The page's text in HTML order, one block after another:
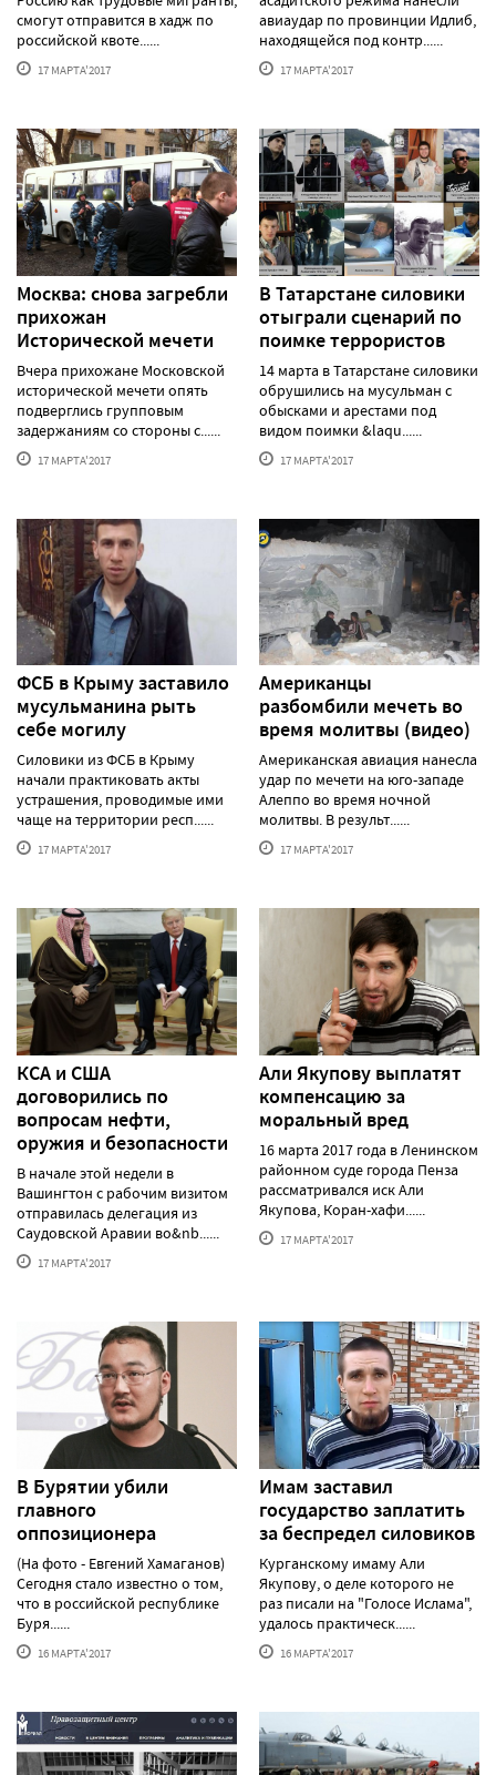
смогут отправится в хадж по
российской квоте......
17 МАРТА'2017
авиаудар по провинции Идлиб,
находящейся под контр......
17 МАРТА'2017
Москва: снова загребли
прихожан
Исторической мечети
Вчера прихожане Московской
исторической мечети опять
подверглись групповым
задержаниям со стороны с......
17 МАРТА'2017
В Татарстане силовики
отыграли сценарий по
поимке террористов
14 марта в Татарстане силовики
обрушились на мусульман с
обысками и арестами под
видом поимки &laqu......
17 МАРТА'2017
ФСБ в Крыму заставило
мусульманина рыть
себе могилу
Силовики из ФСБ в Крыму
начали практиковать акты
устрашения, проводимые ими
чаще на территории респ......
17 МАРТА'2017
Американцы
разбомбили мечеть во
время молитвы (видео)
Американская авиация нанесла
удар по мечети на юго-западе
Алеппо во время ночной
молитвы. В результ......
17 МАРТА'2017
КСА и США
договорились по
вопросам нефти,
оружия и безопасности
В начале этой недели в
Вашингтон с рабочим визитом
отправилась делегация из
Саудовской Аравии во&nb......
17 МАРТА'2017
Али Якупову выплатят
компенсацию за
моральный вред
16 марта 2017 года в Ленинском
районном суде города Пенза
рассматривался иск Али
Якупова, Коран-хафи......
17 МАРТА'2017
В Бурятии убили
главного
оппозиционера
(На фото - Евгений Хамаганов)
Сегодня стало известно о том,
что в российской республике
Буря......
16 МАРТА'2017
Имам заставил
государство заплатить
за беспредел силовиков
Курганскому имаму Али
Якупову, о деле которого не
раз писали на "Голосе Ислама",
удалось практическ......
16 МАРТА'2017